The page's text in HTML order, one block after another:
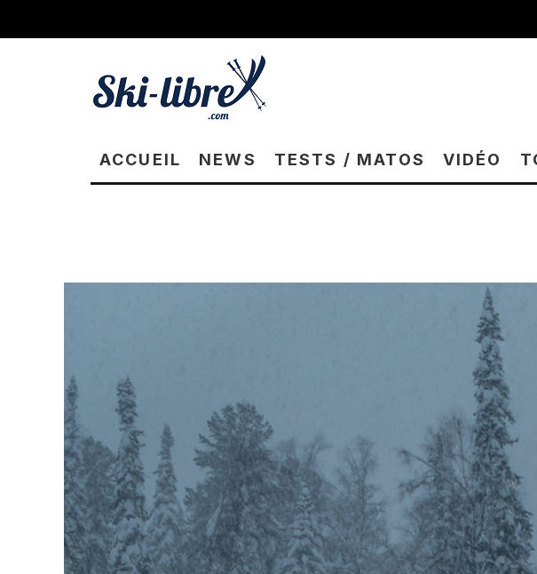
ACCUEIL NEWS TESTS / MATOS VIDÉO